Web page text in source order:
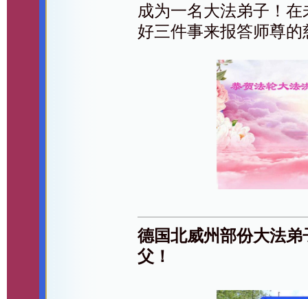
成为一名大法弟子！
好三件事来报答师尊的
德国北威州部份大法
父！